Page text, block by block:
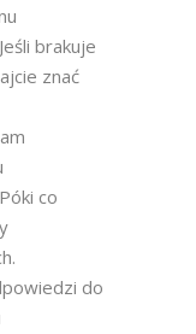
brakuje
znać
co
do